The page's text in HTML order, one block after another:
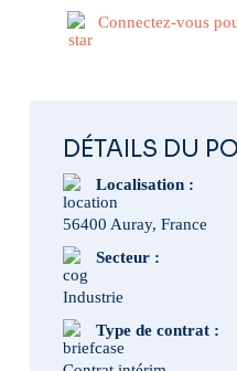
Connectez-vous
DÉTAILS DU
Localisation :
56400 Auray, France
Secteur :
Industrie
Type de contrat :